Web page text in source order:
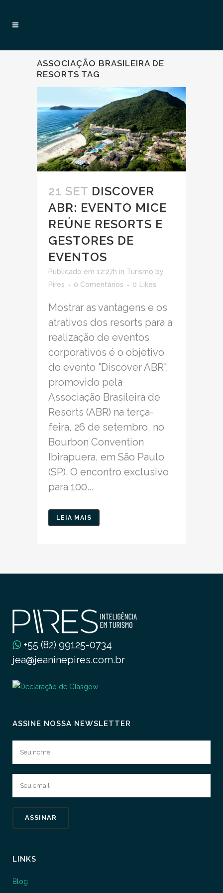
ASSOCIAÇÃO BRASILEIRA DE
RESORTS TAG
21 SET DISCOVER
ABR: EVENTO MICE
REÚNE RESORTS E
GESTORES DE
EVENTOS
Publicado em 12:27h in Turismo by
Pires
0 Comentários 0 Likes
Mostrar as vantagens e os
atrativos dos resorts para a
realização de eventos
corporativos é o objetivo
do evento "Discover ABR",
promovido pela
Associação Brasileira de
Resorts (ABR) na terça-
feira, 26 de setembro, no
Bourbon Convention
Ibirapuera, em São Paulo
(SP). O encontro exclusivo
para 100...
LEIA MAIS
+55 (82) 99125-0734
jea@jeaninepires.com.br
ASSINE NOSSA NEWSLETTER
LINKS
Blog